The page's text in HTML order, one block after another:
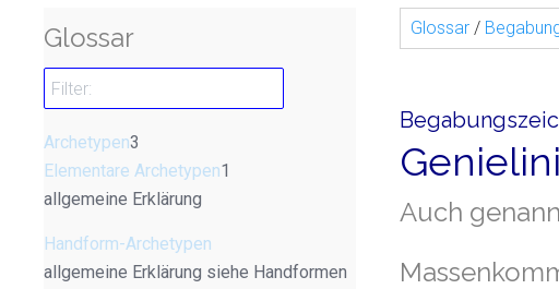
Glossar /
Auch
Glossar
Archetypen3
Elementare Archetypen1
allgemeine Erklärung
Handform-Archetypen
allgemeine Erklärung siehe Handformen